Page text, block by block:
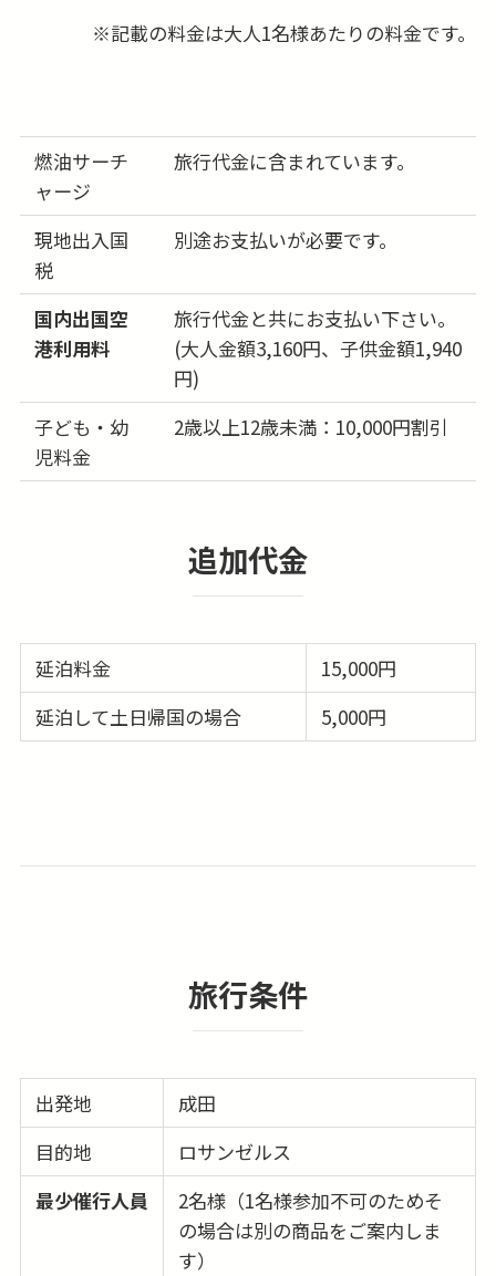
471,000円 問合せる
23日
(日)
-
24日
(月)
25日
(火)
26日
(水)
-
28日
(金)
(月)
※記載の料金は大人1名様あたりの料金です。
燃油サーチ
ャージ
旅行代金に含まれています。
現地出入国
税
別途お支払いが必要です。
国内出国空
港利用料
旅行代金と共にお支払い下さい。
(大人金額3,160円、子供金額1,940
円)
子ども・幼
児料金
2歳以上12歳未満：10,000円割引
追加代金
延泊料金
15,000円
延泊して土日帰国の場合
5,000円
旅行条件
出発地
成田
目的地
ロサンゼルス
最少催行人員
2名様（1名様参加不可のためそ
の場合は別の商品をご案内しま
す）